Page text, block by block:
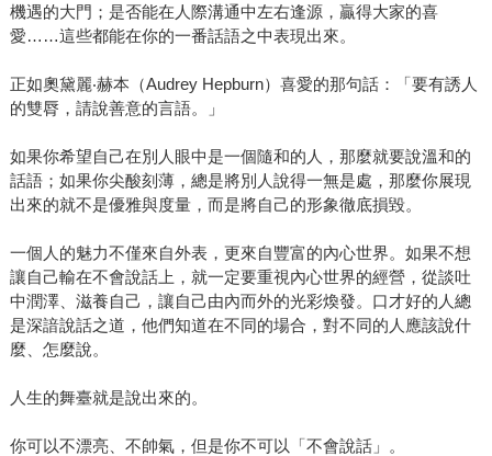
機遇的大門；是否能在人際溝通中左右逢源，贏得大家的喜
愛……這些都能在你的一番話語之中表現出來。
正如奧黛麗‧赫本（Audrey Hepburn）喜愛的那句話：「要有誘人
的雙脣，請說善意的言語。」
如果你希望自己在別人眼中是一個隨和的人，那麼就要說溫和的
話語；如果你尖酸刻薄，總是將別人說得一無是處，那麼你展現
出來的就不是優雅與度量，而是將自己的形象徹底損毀。
一個人的魅力不僅來自外表，更來自豐富的內心世界。如果不想
讓自己輸在不會說話上，就一定要重視內心世界的經營，從談吐
中潤澤、滋養自己，讓自己由內而外的光彩煥發。口才好的人總
是深諳說話之道，他們知道在不同的場合，對不同的人應該說什
麼、怎麼說。
人生的舞臺就是說出來的。
你可以不漂亮、不帥氣，但是你不可以「不會說話」。